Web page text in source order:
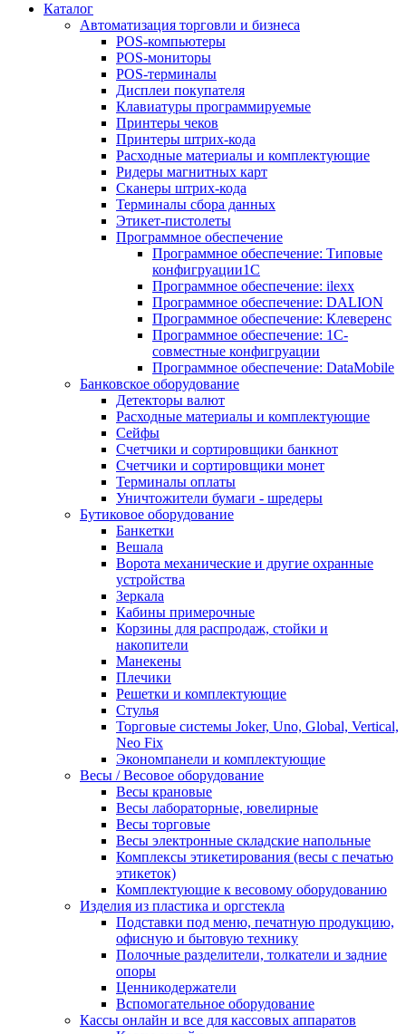
Каталог
Автоматизация торговли и бизнеса
POS-компьютеры
POS-мониторы
POS-терминалы
Дисплеи покупателя
Клавиатуры программируемые
Принтеры чеков
Принтеры штрих-кода
Расходные материалы и комплектующие
Ридеры магнитных карт
Сканеры штрих-кода
Терминалы сбора данных
Этикет-пистолеты
Программное обеспечение
Программное обеспечение: Типовые
конфигруации1С
Программное обеспечение: ilexx
Программное обеспечение: DALION
Программное обеспечение: Клеверенс
Программное обеспечение: 1С-
совместные конфигруации
Программное обеспечение: DataMobile
Банковское оборудование
Детекторы валют
Расходные материалы и комплектующие
Сейфы
Счетчики и сортировщики банкнот
Счетчики и сортировщики монет
Терминалы оплаты
Уничтожители бумаги - шредеры
Бутиковое оборудование
Банкетки
Вешала
Ворота механические и другие охранные
устройства
Зеркала
Кабины примерочные
Корзины для распродаж, стойки и
накопители
Манекены
Плечики
Решетки и комплектующие
Стулья
Торговые системы Joker, Uno, Global, Vertical,
Neo Fix
Экономпанели и комплектующие
Весы / Весовое оборудование
Весы крановые
Весы лабораторные, ювелирные
Весы торговые
Весы электронные складские напольные
Комплексы этикетирования (весы с печатью
этикеток)
Комплектующие к весовому оборудованию
Изделия из пластика и оргстекла
Подставки под меню, печатную продукцию,
офисную и бытовую технику
Полочные разделители, толкатели и задние
опоры
Ценникодержатели
Вспомогательное оборудование
Кассы онлайн и все для кассовых аппаратов